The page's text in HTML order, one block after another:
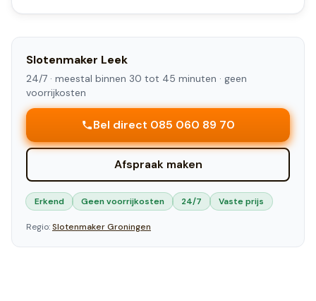
Slotenmaker Leek
24/7 · meestal binnen 30 tot 45 minuten · geen
voorrijkosten
Bel direct 085 060 89 70
Afspraak maken
Erkend Geen voorrijkosten 24/7 Vaste prijs
Regio:SlotenmakerGroningen